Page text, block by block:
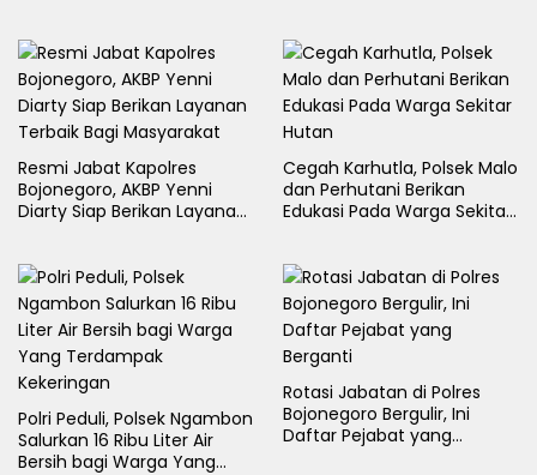
Resmi Jabat Kapolres
Bojonegoro, AKBP Yenni
Diarty Siap Berikan Layanan
Cegah Karhutla, Polsek Malo
dan Perhutani Berikan
Edukasi Pada Warga Sekitar
Polri Peduli, Polsek Ngambon
Salurkan 16 Ribu Liter Air
Bersih bagi Warga Yang
Rotasi Jabatan di Polres
Bojonegoro Bergulir, Ini
Daftar Pejabat yang